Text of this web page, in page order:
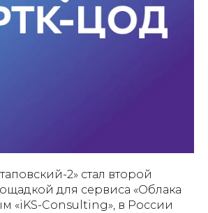
2» стал второй
для сервиса «Облака
«iKS-Consulting», в России